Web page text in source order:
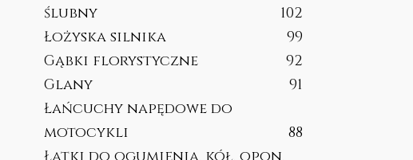
ślubny
102
Łożyska silnika
99
Gąbki florystyczne
92
Glany
91
Łańcuchy napędowe do
motocykli
88